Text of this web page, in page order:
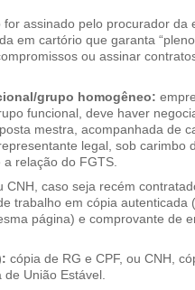
assinado pelo procurador da
em cartório que garanta
ou assinar
grupo homogêneo:
funcional, deve haver
mestra, acompanhada de
legal, sob carimbo
relação do FGTS.
CNH, caso seja recém
trabalho em cópia autenticada
página) e comprovante de
cópia de RG e CPF, ou CNH,
União Estável.